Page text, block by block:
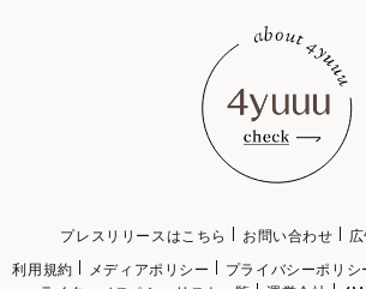
プレスリリースはこちら お問い合わせ
利用規約
メディアポリシー プライバシーポリシ